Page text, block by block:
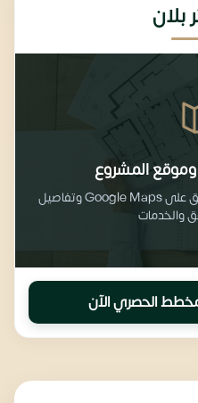
بلان
المشروع
احصل على الموقع الجغرافي الدقيق على Google Maps وتفاصيل
والخدمات
الحصري الآن